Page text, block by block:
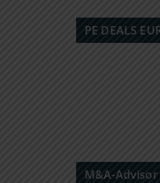
PE DEALS
M&A-Advisor